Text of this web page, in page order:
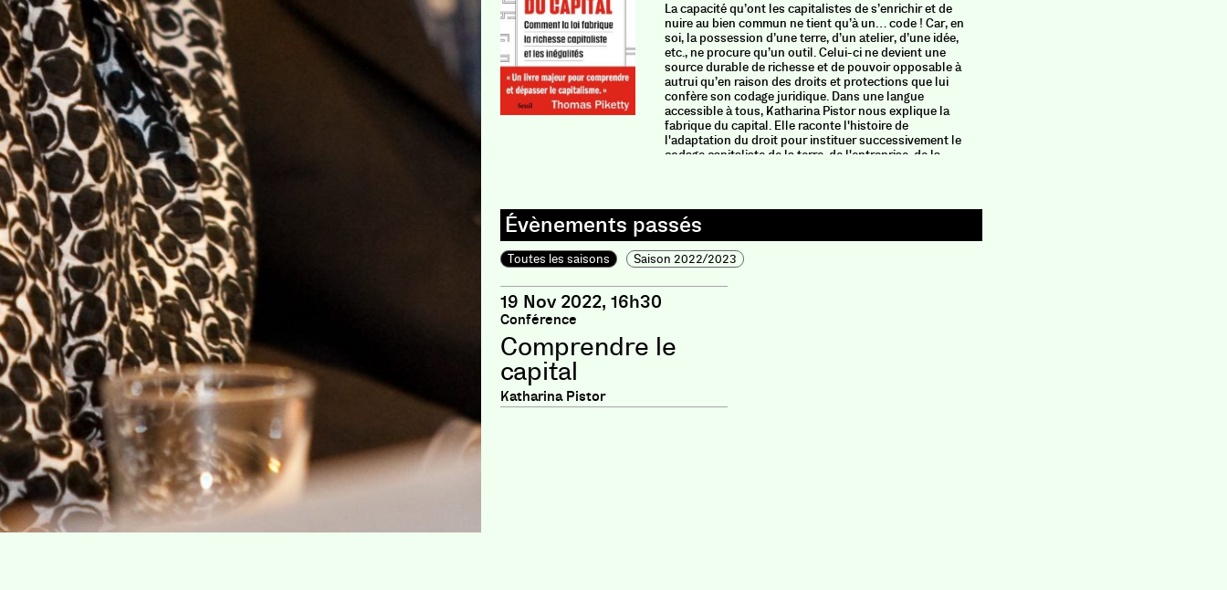
La capacité qu’ont les capitalistes de s’enrichir et de
nuire au bien commun ne tient qu’à un… code ! Car, en
soi, la possession d’une terre, d’un atelier, d’une idée,
etc., ne procure qu’un outil. Celui-ci ne devient une
source durable de richesse et de pouvoir opposable à
autrui qu’en raison des droits et protections que lui
confère son codage juridique. Dans une langue
accessible à tous, Katharina Pistor nous explique la
fabrique du capital. Elle raconte l'histoire de
l'adaptation du droit pour instituer successivement le
codage capitaliste de la terre, de l'entreprise, de la
Toutes les saisons Saison 2022/2023
19 Nov 2022, 16h30
Conférence
Comprendre le
capital
Katharina Pistor